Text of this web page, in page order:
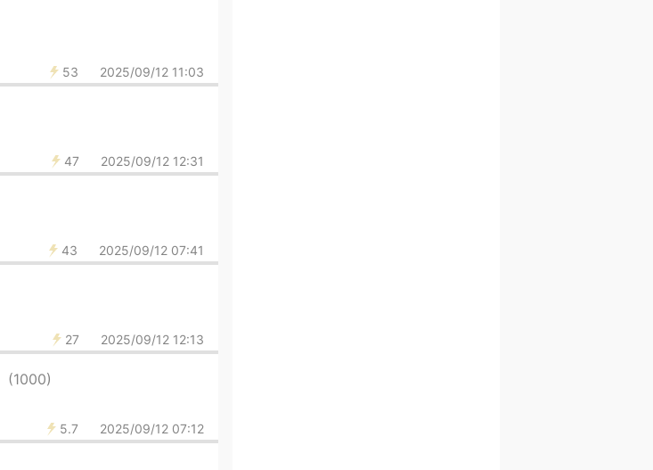
53 2025/09/12 11:03
47 2025/09/12 12:31
43 2025/09/12 07:41
27 2025/09/12 12:13
(1000)
5.7 2025/09/12 07:12